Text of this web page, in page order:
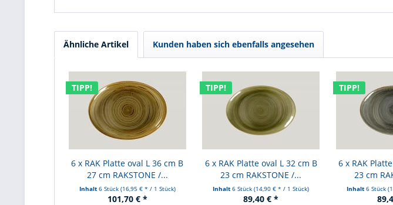
Ähnliche Artikel Kunden haben sich ebenfalls angesehen
TIPP!
6 x RAK Platte oval L 36 cm B
27 cm RAKSTONE /...
Inhalt 6 Stück (16,95 € * / 1 Stück)
101,70 € *
TIPP!
6 x RAK Platte oval L 32 cm B
23 cm RAKSTONE /...
Inhalt6 Stück(14,90 € * / 1 Stück)
89,40 € *
TIPP!
6 x RAK
23 cm
Inhalt 6 Stück